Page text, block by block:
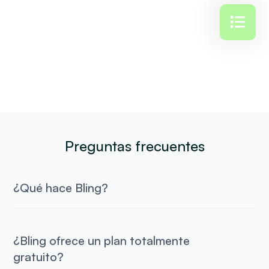
Preguntas frecuentes
¿Qué hace Bling?
¿Bling ofrece un plan totalmente
gratuito?